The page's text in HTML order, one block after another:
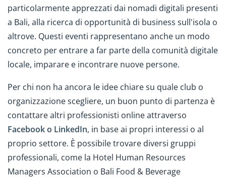
particolarmente apprezzati dai nomadi digitali presenti
a Bali, alla ricerca di opportunità di business sull'isola o
altrove. Questi eventi rappresentano anche un modo
concreto per entrare a far parte della comunità digitale
locale, imparare e incontrare nuove persone.
Per chi non ha ancora le idee chiare su quale club o
organizzazione scegliere, un buon punto di partenza è
contattare altri professionisti online attraverso
Facebook o LinkedIn, in base ai propri interessi o al
proprio settore. È possibile trovare diversi gruppi
professionali, come la Hotel Human Resources
Managers Association o Bali Food & Beverage